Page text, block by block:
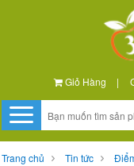
Giỏ Hàng |
Trang chủ Tin tức